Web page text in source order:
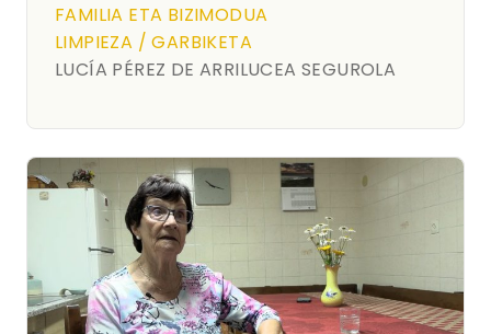
FAMILIA ETA BIZIMODUA
LIMPIEZA / GARBIKETA
LUCÍA PÉREZ DE ARRILUCEA SEGUROLA